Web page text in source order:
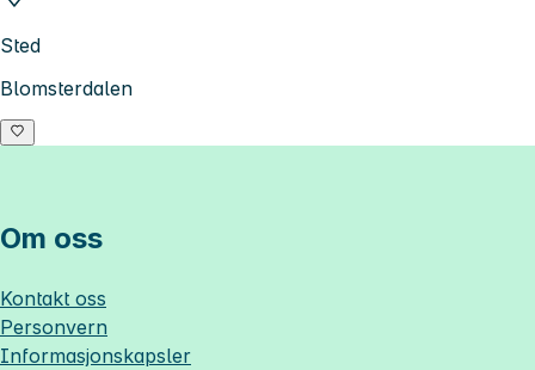
Sted
Blomsterdalen
Om oss
Kontakt oss
Personvern
Informasjonskapsler